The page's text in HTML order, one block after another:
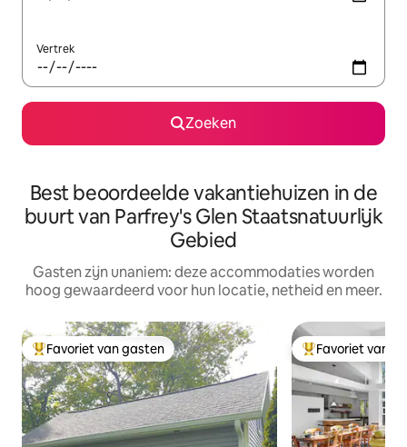
Vertrek
Zoeken
Best beoordeelde vakantiehuizen in de
buurt van Parfrey's Glen Staatsnatuurlijk
Gebied
Gasten zijn unaniem: deze accommodaties worden
hoog gewaardeerd voor hun locatie, netheid en meer.
Topfavoriet van gasten
Favoriet van gasten Topfavoriet van
Favoriet van